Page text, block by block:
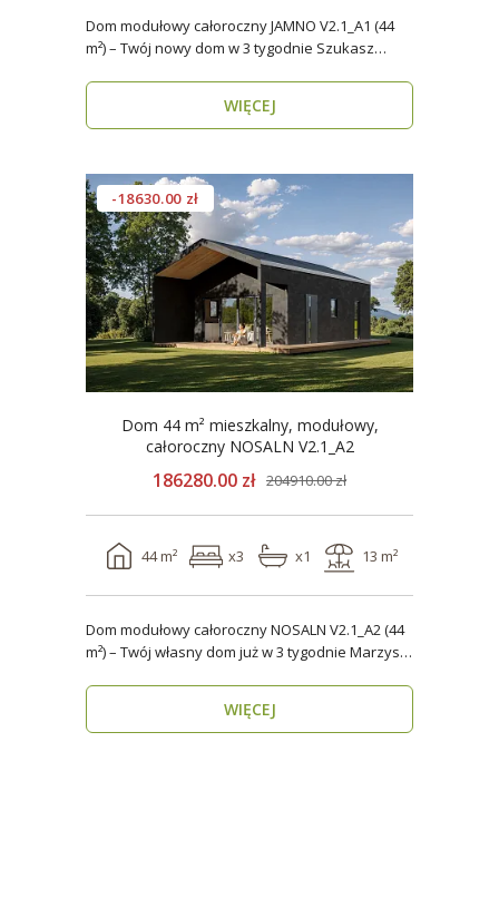
Dom modułowy całoroczny JAMNO V2.1_A1 (44
m²) – Twój nowy dom w 3 tygodnie Szukasz
WIĘCEJ
-18630.00 zł
Dom 44 m² mieszkalny, modułowy,
całoroczny NOSALN V2.1_A2
186280.00 zł 204910.00 zł
44 m² x3 x1 13 m²
Dom modułowy całoroczny NOSALN V2.1_A2 (44
m²) – Twój własny dom już w 3 tygodnie Marzysz
WIĘCEJ